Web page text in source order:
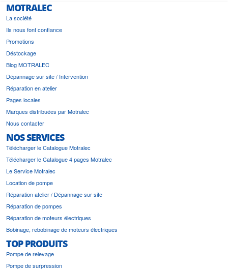
MOTRALEC
La société
Ils nous font confiance
Promotions
Déstockage
Blog MOTRALEC
Dépannage sur site / Intervention
Réparation en atelier
Pages locales
Marques distribuées par Motralec
Nous contacter
NOS SERVICES
Télécharger le Catalogue Motralec
Télécharger le Catalogue 4 pages Motralec
Le Service Motralec
Location de pompe
Réparation atelier / Dépannage sur site
Réparation de pompes
Réparation de moteurs électriques
Bobinage, rebobinage de moteurs électriques
TOP PRODUITS
Pompe de relevage
Pompe de surpression